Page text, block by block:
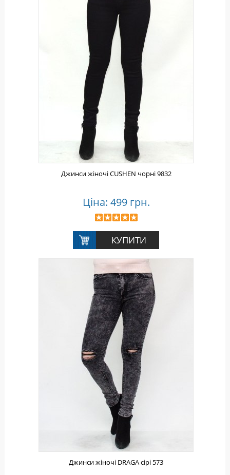
Джинси жіночі CUSHEN чорні 9832
Ціна: 499 грн.
Джинси жіночі DRAGA сірі 573